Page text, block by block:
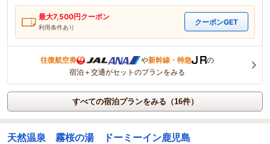
最大7,500円クーポン
利用条件あり
クーポンGET
往復航空券 や新幹線・特急
の
宿泊＋交通がセットのプランをみる
すべての宿泊プランをみる（16件）
天然温泉 霧桜の湯 ドーミーイン鹿児島